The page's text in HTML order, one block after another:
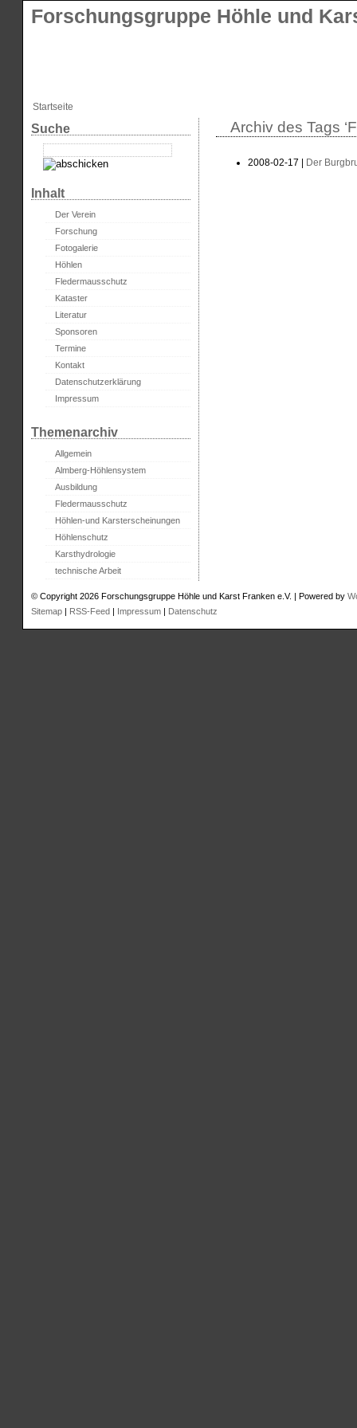
Forschungsgruppe Höhle und
Startseite
Archiv des Tags
2008-02-17 | Der
Suche
Inhalt
Der Verein
Forschung
Fotogalerie
Höhlen
Fledermausschutz
Kataster
Literatur
Sponsoren
Termine
Kontakt
Datenschutzerklärung
Impressum
Themenarchiv
Allgemein
Almberg-Höhlensystem
Ausbildung
Fledermausschutz
Höhlen-und Karsterscheinungen
Höhlenschutz
Karsthydrologie
technische Arbeit
© Copyright 2026 Forschungsgruppe Höhle und Karst Franken e.V. | Powered by
Sitemap | RSS-Feed | Impressum | Datenschutz